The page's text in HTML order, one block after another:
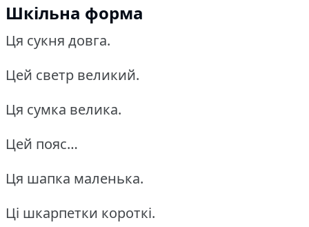
Шкільна форма
Ця сукня довга.
Цей светр великий.
Ця сумка велика.
Цей пояс…
Ця шапка маленька.
Ці шкарпетки короткі.